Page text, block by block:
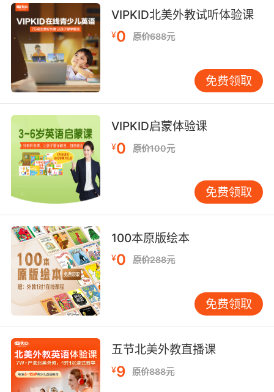
我们在这里暂停 总结一下
7. To recap, a 19yearold murder case is being
reopened.
简而言之 一起十九岁少女被杀案件 已经重新立案
8. A fine recap of things I already know.
你把我已经知道的事总结得很到位
9. You don't need a cheat sheet, you don't
need a a recap.
你不需要备忘表 也不需要一份简要回顾
10. So much shit, I'm compelled to recap that
shit for you.
太多了 我都只能给你们回顾一下这些糟心事了
VIPKID北美外教试听体验课
¥0 原价688元
免费领取
VIPKID启蒙体验课
¥0 原价100元
免费领取
100本原版绘本
¥0 原价288元
免费领取
五节北美外教直播课
¥9 原价888元